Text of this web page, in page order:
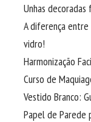
Unhas
A diferença
vidro!
Harmonização
Curso de
Vestido Branco:
Papel de Parede